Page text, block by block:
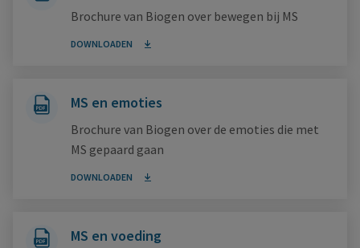
Brochure van Biogen over bewegen bij MS
DOWNLOADEN
MS en emoties
Brochure van Biogen over de emoties die met
MS gepaard gaan
DOWNLOADEN
MS en voeding